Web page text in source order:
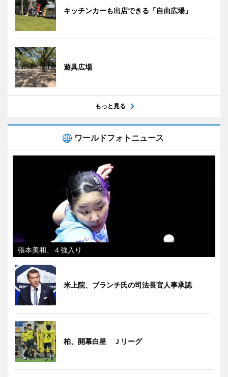
キッチンカーも出店できる「自由広場」
遊具広場
もっと見る
ワールドフォトニュース
張本美和、４強入り
米上院、ブランチ氏の司法長官人事承認
柏、開幕白星 Ｊリーグ